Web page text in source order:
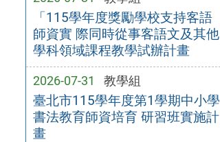
「115學年度獎勵學校支持客語
師資實 際同時從事客語文及其他
學科領域課程教學試辦計畫
2026-07-31 教學組
臺北市115學年度第1學期中小學
書法教育師資培育 研習班實施計
畫